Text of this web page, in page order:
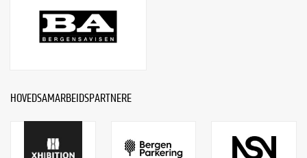
HOVEDSAMARBEIDSPARTNERE